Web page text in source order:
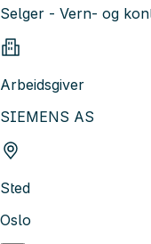
Selger - Vern- og
Arbeidsgiver
SIEMENS AS
Sted
Oslo